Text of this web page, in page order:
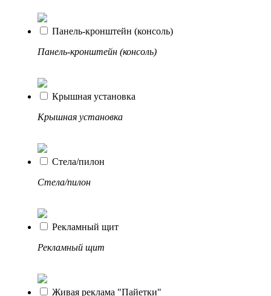
Панель-кронштейн (консоль)
Панель-кронштейн (консоль)
Крышная установка
Крышная установка
Стела/пилон
Стела/пилон
Рекламный щит
Рекламный щит
Живая реклама "Пайетки"